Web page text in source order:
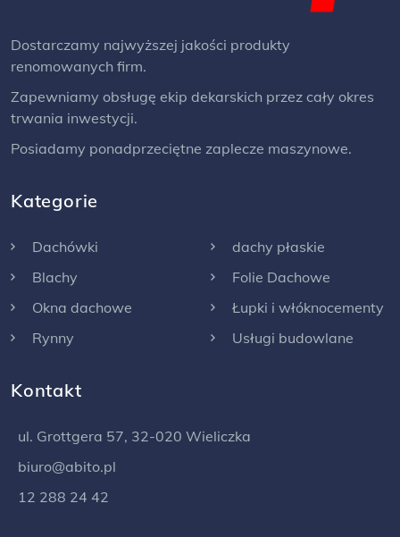
Dostarczamy najwyższej jakości produkty
renomowanych firm.
Zapewniamy obsługę ekip dekarskich przez cały okres
trwania inwestycji.
Posiadamy ponadprzeciętne zaplecze maszynowe.
Kategorie
Dachówki
Blachy
Okna dachowe
Rynny
dachy płaskie
Folie Dachowe
Łupki i włóknocementy
Usługi budowlane
Kontakt
ul. Grottgera 57, 32-020 Wieliczka
biuro@abito.pl
12 288 24 42